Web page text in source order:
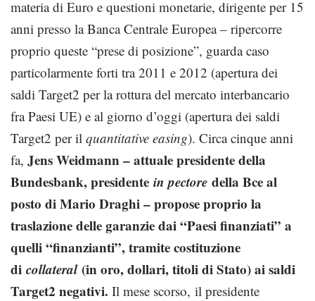
materia di Euro e questioni monetarie, dirigente per 15
anni presso la Banca Centrale Europea – ripercorre
proprio queste “prese di posizione”, guarda caso
particolarmente forti tra 2011 e 2012 (apertura dei
saldi Target2 per la rottura del mercato interbancario
fra Paesi UE) e al giorno d’oggi (apertura dei saldi
Target2 per il quantitative easing). Circa cinque anni
fa, Jens Weidmann – attuale presidente della
Bundesbank, presidente in pectore della Bce al
posto di Mario Draghi – propose proprio la
traslazione delle garanzie dai “Paesi finanziati” a
quelli “finanzianti”, tramite costituzione
di collateral (in oro, dollari, titoli di Stato) ai saldi
Target2 negativi. Il mese scorso, il presidente